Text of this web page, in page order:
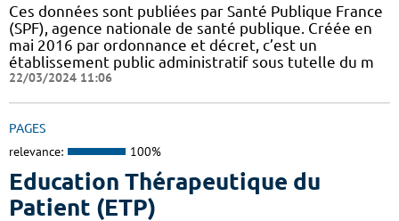
Ces données sont publiées par Santé Publique France
(SPF), agence nationale de santé publique. Créée en
mai 2016 par ordonnance et décret, c’est un
établissement public administratif sous tutelle du m
22/03/2024 11:06
PAGES
relevance: 100%
Education Thérapeutique du
Patient (ETP)